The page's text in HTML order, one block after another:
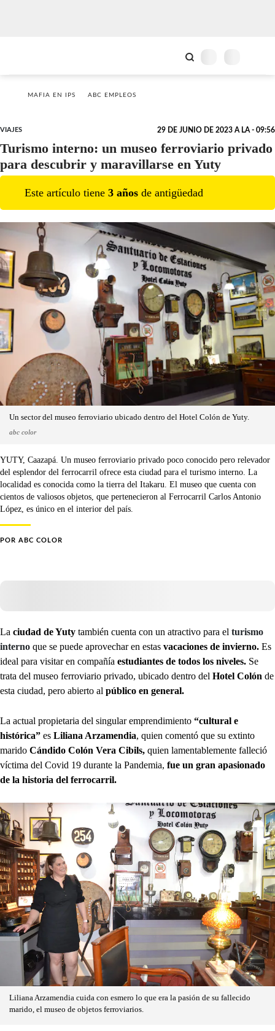
MAFIA EN IPS ABC EMPLEOS
VIAJES 29 DE JUNIO DE 2023 A LA - 09:56
Turismo interno: un museo ferroviario privado
para descubrir y maravillarse en Yuty
Este artículo tiene 3 años de antigüedad
Un sector del museo ferroviario ubicado dentro del Hotel Colón de Yuty.
abc color
YUTY, Caazapá. Un museo ferroviario privado poco conocido pero relevador
del esplendor del ferrocarril ofrece esta ciudad para el turismo interno. La
localidad es conocida como la tierra del Itakaru. El museo que cuenta con
cientos de valiosos objetos, que pertenecieron al Ferrocarril Carlos Antonio
López, es único en el interior del país.
POR ABC COLOR
La ciudad de Yuty también cuenta con un atractivo para el turismo
interno que se puede aprovechar en estas vacaciones de invierno. Es
ideal para visitar en compañía estudiantes de todos los niveles. Se
trata del museo ferroviario privado, ubicado dentro del Hotel Colón de
esta ciudad, pero abierto al público en general.
La actual propietaria del singular emprendimiento “cultural e
histórica” es Liliana Arzamendia, quien comentó que su extinto
marido Cándido Colón Vera Cibils, quien lamentablemente falleció
víctima del Covid 19 durante la Pandemia, fue un gran apasionado
de la historia del ferrocarril.
Liliana Arzamendia cuida con esmero lo que era la pasión de su fallecido
marido, el museo de objetos ferroviarios.